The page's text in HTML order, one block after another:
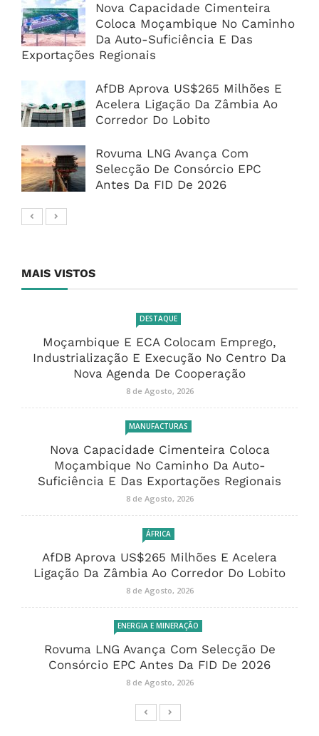
Nova Capacidade Cimenteira
Coloca Moçambique No Caminho
Da Auto-Suficiência E Das
Exportações Regionais
AfDB Aprova US$265 Milhões E
Acelera Ligação Da Zâmbia Ao
Corredor Do Lobito
Rovuma LNG Avança Com
Selecção De Consórcio EPC
Antes Da FID De 2026
MAIS VISTOS
DESTAQUE
Moçambique E ECA Colocam Emprego,
Industrialização E Execução No Centro Da
Nova Agenda De Cooperação
8 de Agosto, 2026
MANUFACTURAS
Nova Capacidade Cimenteira Coloca
Moçambique No Caminho Da Auto-
Suficiência E Das Exportações Regionais
8 de Agosto, 2026
ÁFRICA
AfDB Aprova US$265 Milhões E Acelera
Ligação Da Zâmbia Ao Corredor Do Lobito
8 de Agosto, 2026
ENERGIA E MINERAÇÃO
Rovuma LNG Avança Com Selecção De
Consórcio EPC Antes Da FID De 2026
8 de Agosto, 2026